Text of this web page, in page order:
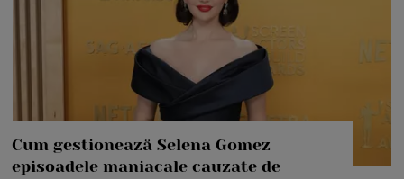
Cum gestionează Selena Gomez
episoadele maniacale cauzate de